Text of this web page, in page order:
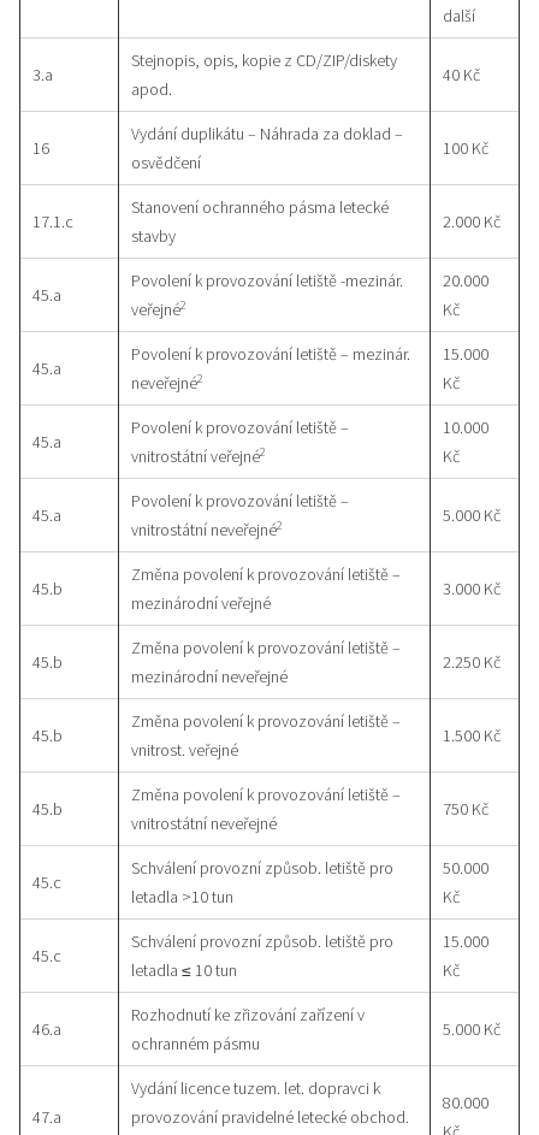
další
3.a
Stejnopis, opis, kopie z CD/ZIP/diskety
apod.
40 Kč
16
Vydání duplikátu – Náhrada za doklad –
osvědčení
100 Kč
17.1.c
Stanovení ochranného pásma letecké
stavby
2.000 Kč
45.a
Povolení k provozování letiště -mezinár.
veřejné2
20.000
Kč
45.a
Povolení k provozování letiště – mezinár.
neveřejné2
15.000
Kč
45.a
Povolení k provozování letiště –
vnitrostátní veřejné2
10.000
Kč
45.a
Povolení k provozování letiště –
vnitrostátní neveřejné2 5.000 Kč
45.b
Změna povolení k provozování letiště –
mezinárodní veřejné
3.000 Kč
45.b
Změna povolení k provozování letiště –
mezinárodní neveřejné
2.250 Kč
45.b
Změna povolení k provozování letiště –
vnitrost. veřejné
1.500 Kč
45.b
Změna povolení k provozování letiště –
vnitrostátní neveřejné
750 Kč
45.c
Schválení provozní způsob. letiště pro
letadla >10 tun
50.000
Kč
45.c
Schválení provozní způsob. letiště pro
letadla ≤ 10 tun
15.000
Kč
46.a
Rozhodnutí ke zřizování zařízení v
ochranném pásmu
5.000 Kč
47.a
Vydání licence tuzem. let. dopravci k
provozování pravidelné letecké obchod.
80.000